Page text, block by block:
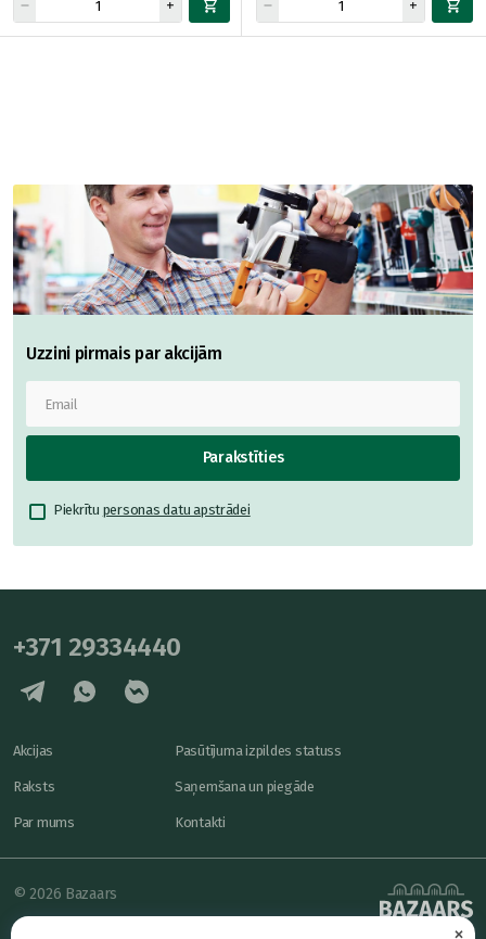
×
Uzzini pirmais par akcijām
Parakstīties
Piekrītu personas datu apstrādei
+371 29334440
Akcijas
Raksts
Par mums
Pasūtījuma izpildes statuss
Saņemšana un piegāde
Kontakti
© 2026 Bazaars
Konfidencialitāte